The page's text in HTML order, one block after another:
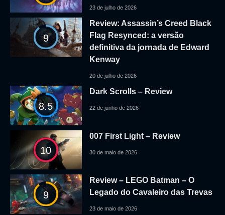
23 de julho de 2026
9
Review: Assassin’s Creed Black
Flag Resynced: a versão
definitiva da jornada de Edward
Kenway
20 de julho de 2026
8.5
Dark Scrolls – Review
22 de junho de 2026
10
007 First Light – Review
30 de maio de 2026
9
Review – LEGO Batman – O
Legado do Cavaleiro das Trevas
23 de maio de 2026